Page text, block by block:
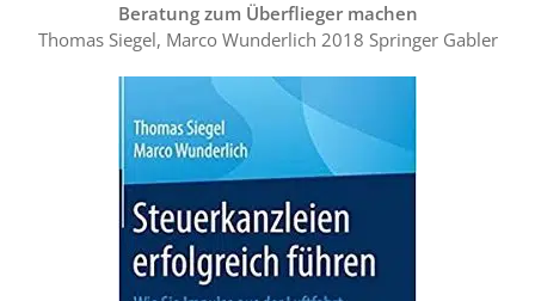
Beratung zum Überflieger machen
Thomas Siegel, Marco Wunderlich 2018 Springer Gabler